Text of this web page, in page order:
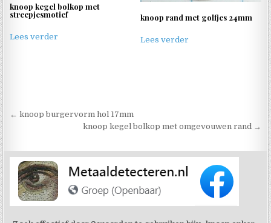
knoop kegel bolkop met
streepjesmotief
Lees verder
knoop rand met golfjes 24mm
Lees verder
Berichtnavigatie
← knoop burgervorm hol 17mm
knoop kegel bolkop met omgevouwen rand →